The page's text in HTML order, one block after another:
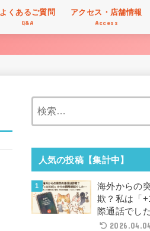
よくあるご質問
Q&A
アクセス・店舗情報
Access
人気の投稿【集計中】
海外からの
欺？私は「
際通話でし
2026.04.04